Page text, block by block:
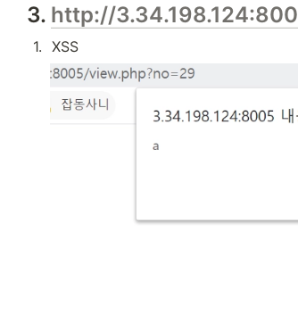
3. http://3.34.198.124:800
1. XSS